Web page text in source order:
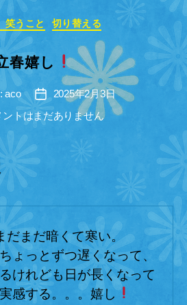
カ
ゴ
ー
笑うこと 切り替える
春嬉し
:aco
投
稿
日
2025年2月3日
ントはまだありません
だまだ暗くて寒い。
ょっとずつ遅くなって、
けれども日が長くなって
感する。。。嬉し